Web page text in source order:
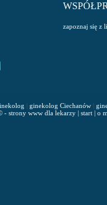
zapoznaj się z
| ginekolog Ciechanów|
- strony www dla lekarzy| start| o